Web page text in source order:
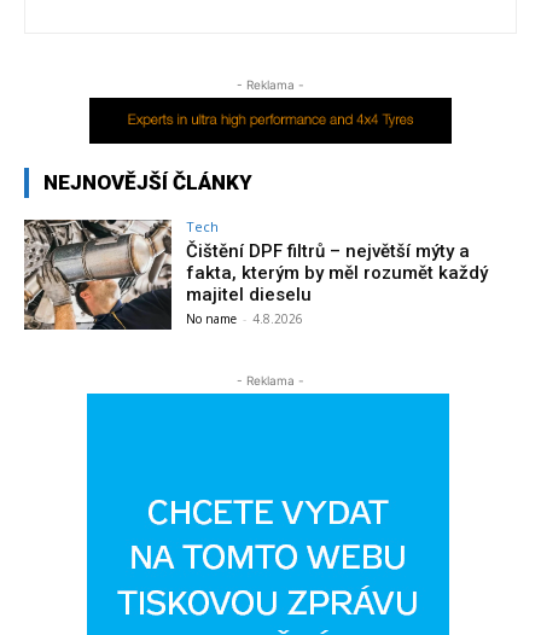
- Reklama -
NEJNOVĚJŠÍ ČLÁNKY
Tech
Čištění DPF filtrů – největší mýty a
fakta, kterým by měl rozumět každý
majitel dieselu
No name - 4.8.2026
- Reklama -